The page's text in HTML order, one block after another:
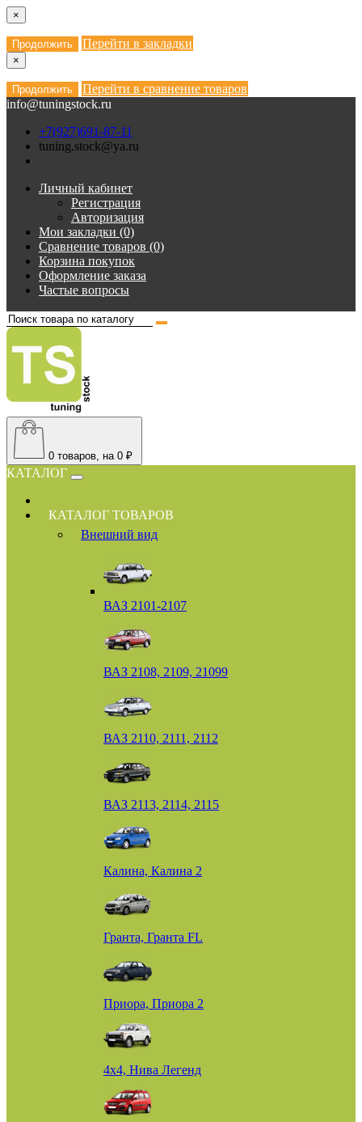
×
Продолжить Перейти в закладки
×
Продолжить
Перейти в сравнение товаров
info@tuningstock.ru
+7(927)691-87-11
tuning.stock@ya.ru
Личный кабинет
Регистрация
Авторизация
Мои закладки (0)
Сравнение товаров (0)
Корзина покупок
Оформление заказа
Частые вопросы
0 товаров, на 0 ₽
КАТАЛОГ
КАТАЛОГ ТОВАРОВ
Внешний вид
ВАЗ 2101-2107
ВАЗ 2108, 2109, 21099
ВАЗ 2110, 2111, 2112
ВАЗ 2113, 2114, 2115
Калина, Калина 2
Гранта, Гранта FL
Приора, Приора 2
4х4, Нива Легенд